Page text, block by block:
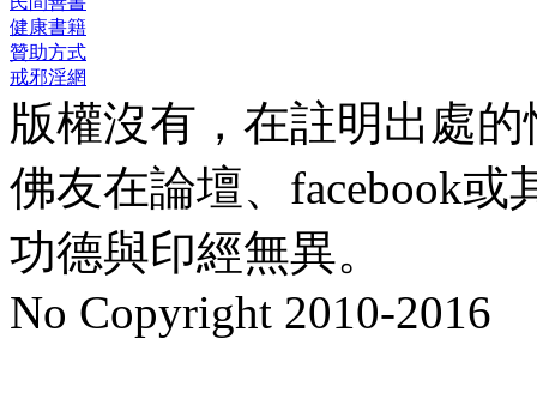
健康書籍
贊助方式
戒邪淫網
版權沒有，在註明出處
佛友在論壇、facebook
功德與印經無異。
No Copyright 2010-2016